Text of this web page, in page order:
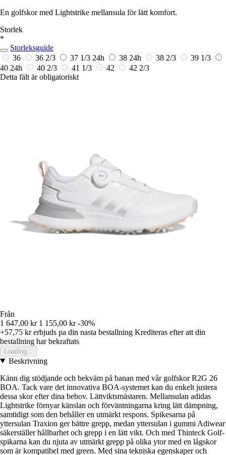
En golfskor med Lightstrike mellansula för lätt komfort.
Storlek
*
Storleksguide
36
36 2/3 37 1/3 24h 38 24h 38 2/3
39 1/3
40 24h 40 2/3 41 1/3 42
42 2/3
Detta fält är obligatoriskt
Från
1 647,00 kr 1 155,00 kr -30%
+57,75 krerbjuds pa din nasta bestallning Krediteras efter att din
bestallning har bekraftats
Loading...
Beskrivning
Känn dig stödjande och bekväm på banan med vår golfskor R2G 26
BOA. Tack vare det innovativa BOA-systemet kan du enkelt justera
dessa skor efter dina behov. Lättviktsmästaren. Mellansulan adidas
Lightstrike förnyar känslan och förväntningarna kring lätt dämpning,
samtidigt som den behåller en utmärkt respons. Spikesarna på
yttersulan Traxion ger bättre grepp, medan yttersulan i gummi Adiwear
säkerställer hållbarhet och grepp i en lätt vikt. Och med Thinteck Golf-
spikarna kan du njuta av utmärkt grepp på olika ytor med en lågskor
som är kompatibel med green. Med sina tekniska egenskaper och